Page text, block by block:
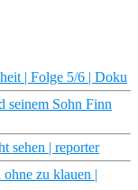
| Folge 5/6 | Doku
seinem Sohn Finn
sehen | reporter
zu klauen |